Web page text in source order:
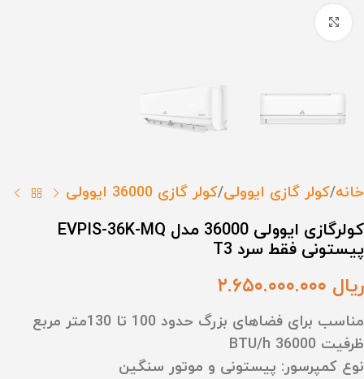
خانه کولر گازی ایوولی کولر گازی 36000 ایوولی
کولرگازی ایوولی 36000 مدل EVPIS-36K-MQ
پیستونی فقط سرد T3
ریال
مناسب برای فضاهای بزرگ حدود 100 تا 130متر مربع
ظرفیت 36000 BTU/h
نوع کمپرسور: پیستونی و موتور سنگین